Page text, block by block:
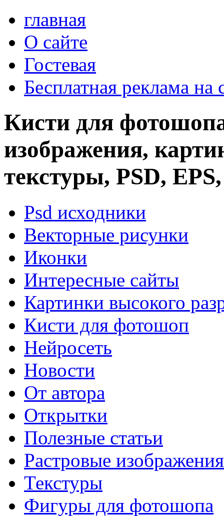
главная
О сайте
Гостевая
Бесплатная реклама на
Кисти для
изображения,
текстуры, PSD,
Psd исходники
Векторные рисунки
Иконки
Интересные сайты
Картинки высокого
Кисти для фотошоп
Нейросеть
Новости
От автора
Открытки
Полезные статьи
Растровые изображения
Текстуры
Фигуры для фотошопа